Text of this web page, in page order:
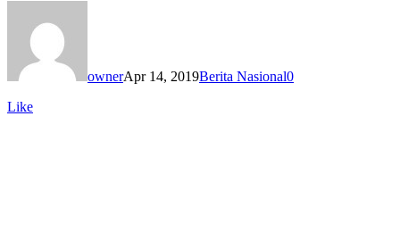
ownerApr 14, 2019Berita Nasional0
Like